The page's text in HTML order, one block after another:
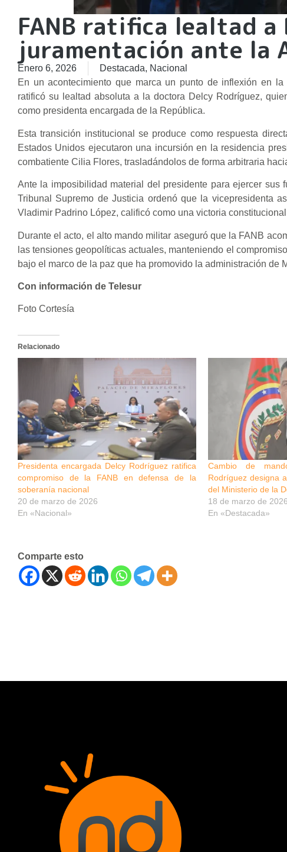
FANB ratifica lealtad
juramentación ante la
Enero 6, 2026 Destacada, Nacional
En un acontecimiento que marca un punto de inflexión en
ratificó su lealtad absoluta a la doctora Delcy Rodríguez,
como presidenta encargada de la República.
Esta transición institucional se produce como respuesta
Estados Unidos ejecutaron una incursión en la residencia
combatiente Cilia Flores, trasladándolos de forma arbitraria
Ante la imposibilidad material del presidente para ejercer sus
Tribunal Supremo de Justicia ordenó que la vicepresidenta
Vladimir Padrino López, calificó como una victoria
Durante el acto, el alto mando militar aseguró que la FANB
las tensiones geopolíticas actuales, manteniendo el
bajo el marco de la paz que ha promovido la administración de
Con información de Telesur
Foto Cortesía
Relacionado
Presidenta encargada Delcy Rodríguez ratifica
compromiso de la FANB en defensa de la
soberanía nacional
20 de marzo de 2026
En «Nacional»
Cambio de
Rodríguez designa
del Ministerio de la
18 de marzo de 2026
En «Destacada»
Comparte esto